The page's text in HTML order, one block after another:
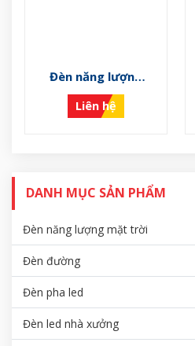
Đèn năng lượng
mặt trời VS-NLMT-
G
Liên hệ
DANH MỤC SẢN PHẨM
Đèn năng lượng mặt trời
Đèn đường
Đèn pha led
Đèn led nhà xưởng